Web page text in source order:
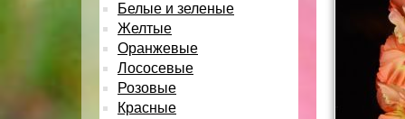
Белые и зеленые
Желтые
Оранжевые
Лососевые
Розовые
Красные